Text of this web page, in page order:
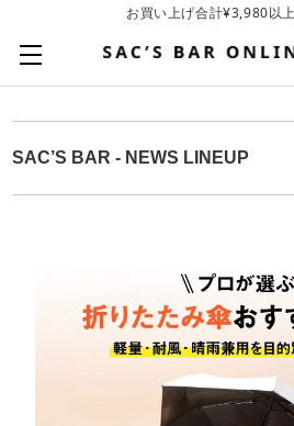
基本配送料 ¥550(沖縄・
SAC’S BAR - NEWS LINEUP